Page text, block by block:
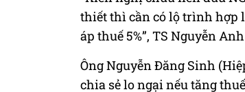
thiết thì cần có lộ trình hợp
áp thuế 5%”, TS Nguyễn
Ông Nguyễn Đăng Sinh
chia sẻ lo ngại nếu tăng